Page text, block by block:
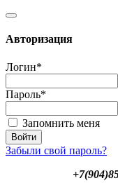
Авторизация
Логин*
Пароль*
Запомнить меня
Забыли свой пароль?